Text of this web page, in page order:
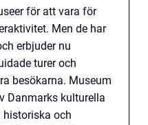
för att vara för
Men de har
erbjuder nu
turer och
besökarna. Museum
Danmarks kulturella
historiska och